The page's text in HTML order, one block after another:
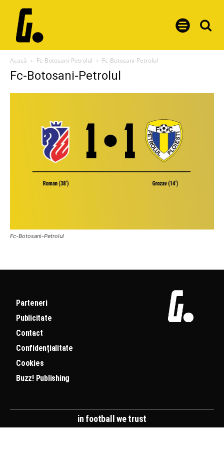
Acasă Fc-Botosani-Petrolul Fc-Botosani-Petrolul
Fc-Botosani-Petrolul
Fc-Botosani-Petrolul
Parteneri
Publicitate
Contact
Confidențialitate
Cookies
Buzz! Publishing
in football we trust